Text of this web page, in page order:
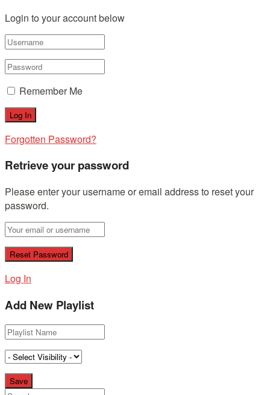
Login to your account below
Remember Me
Forgotten Password?
Retrieve your password
Please enter your username or email address to reset your
password.
Log In
Add New Playlist